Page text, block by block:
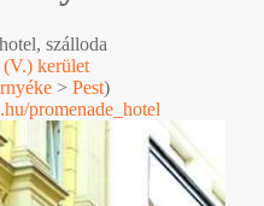
szálloda
(V.) kerület
> Pest)
promenade_hotel